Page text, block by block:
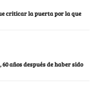
criticar la puerta por la que
años después de haber sido